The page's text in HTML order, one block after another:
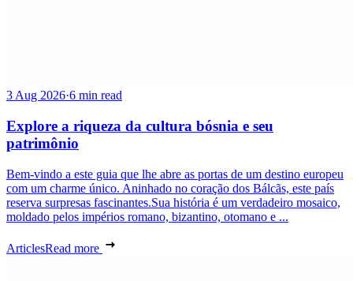
3 Aug 2026·6 min read
Explore a riqueza da cultura bósnia e seu
patrimônio
Bem-vindo a este guia que lhe abre as portas de um destino europeu
com um charme único. Aninhado no coração dos Bálcãs, este país
reserva surpresas fascinantes.Sua história é um verdadeiro mosaico,
moldado pelos impérios romano, bizantino, otomano e ...
ArticlesRead more